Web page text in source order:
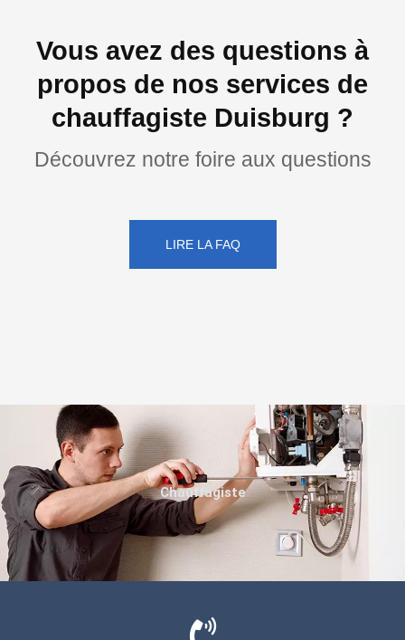
Vous avez des questions à
propos de nos services de
chauffagiste Duisburg ?
Découvrez notre foire aux questions
LIRE LA FAQ
Chauffagiste